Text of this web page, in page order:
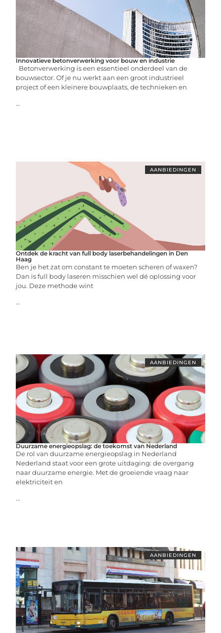
Innovatieve betonverwerking voor bouw en industrie
Betonverwerking is een essentieel onderdeel van de
bouwsector. Of je nu werkt aan een groot industrieel
project of een kleinere bouwplaats, de technieken en
...
AANBIEDINGEN
Ontdek de kracht van full body laserbehandelingen in Den
Haag
Ben je het zat om constant te moeten scheren of waxen?
Dan is full body laseren misschien wel dé oplossing voor
jou. Deze methode wint
...
AANBIEDINGEN
Duurzame energieopslag: de toekomst van Nederland
De rol van duurzame energieopslag in Nederland
Nederland staat voor een grote uitdaging: de overgang
naar duurzame energie. Met de groeiende vraag naar
elektriciteit en
...
AANBIEDINGEN